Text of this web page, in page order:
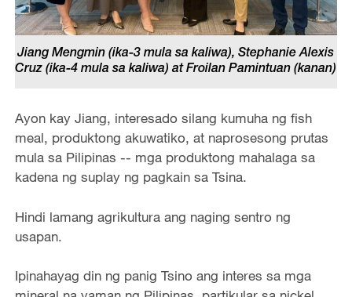
Jiang Mengmin (ika-3 mula sa kaliwa), Stephanie Alexis
Cruz (ika-4 mula sa kaliwa) at Froilan Pamintuan (kanan)
Ayon kay Jiang, interesado silang kumuha ng fish
meal, produktong akuwatiko, at naprosesong prutas
mula sa Pilipinas -- mga produktong mahalaga sa
kadena ng suplay ng pagkain sa Tsina.
Hindi lamang agrikultura ang naging sentro ng
usapan.
Ipinahayag din ng panig Tsino ang interes sa mga